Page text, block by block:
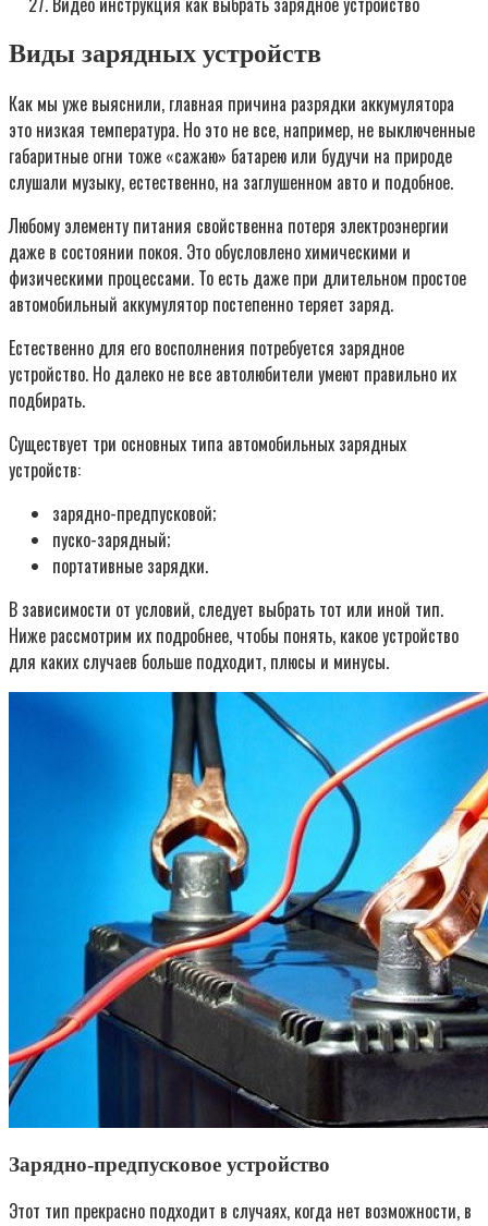
Виды зарядных устройств
Как мы уже выяснили, главная причина разрядки аккумулятора
это низкая температура. Но это не все, например, не выключенные
габаритные огни тоже «сажаю» батарею или будучи на природе
слушали музыку, естественно, на заглушенном авто и подобное.
Любому элементу питания свойственна потеря электроэнергии
даже в состоянии покоя. Это обусловлено химическими и
физическими процессами. То есть даже при длительном простое
автомобильный аккумулятор постепенно теряет заряд.
Естественно для его восполнения потребуется зарядное
устройство. Но далеко не все автолюбители умеют правильно их
подбирать.
Существует три основных типа автомобильных зарядных
устройств:
зарядно-предпусковой;
пуско-зарядный;
портативные зарядки.
В зависимости от условий, следует выбрать тот или иной тип.
Ниже рассмотрим их подробнее, чтобы понять, какое устройство
для каких случаев больше подходит, плюсы и минусы.
Зарядно-предпусковое устройство
Этот тип прекрасно подходит в случаях, когда нет возможности, в